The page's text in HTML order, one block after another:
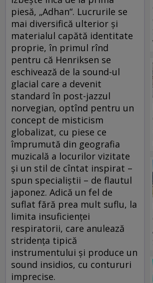
piesă, „Adhan“. Lucrurile se
mai diversifică ulterior şi
materialul capătă identitate
proprie, în primul rînd
pentru că Henriksen se
eschivează de la sound-ul
glacial care a devenit
standard în post-jazzul
norvegian, optînd pentru un
concept de misticism
globalizat, cu piese ce
împrumută din geografia
muzicală a locurilor vizitate
şi un stil de cîntat inspirat –
spun specialiştii – de flautul
japonez. Adică un fel de
suflat fără prea mult suflu, la
limita insuficienţei
respiratorii, care anulează
stridenţa tipică
instrumentului şi produce un
sound insidios, cu contururi
imprecise.